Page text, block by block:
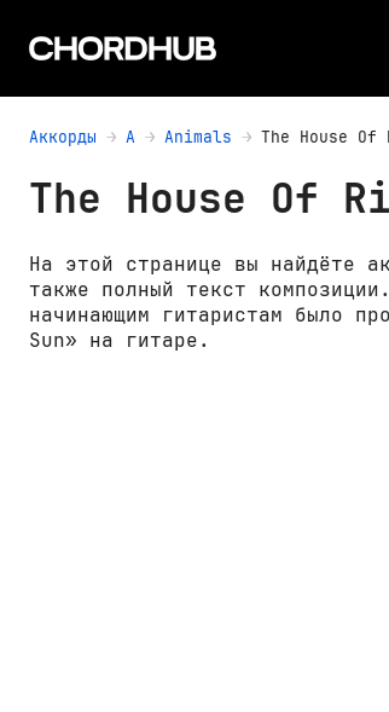
Аккорды A Animals The House Of
The House Of
На этой странице вы найдёте
также полный текст
начинающим гитаристам было
Sun» на гитаре.